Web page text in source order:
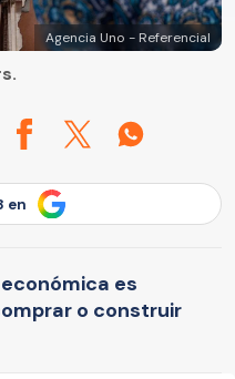
Agencia Uno - Referencial
en
es
o construir